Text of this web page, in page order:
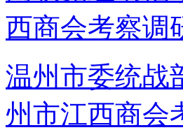
温州市委统战
州市江西商会